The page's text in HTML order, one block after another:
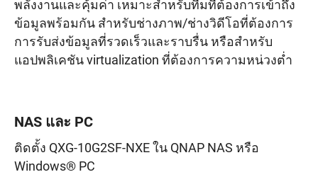
พลังงานและคุ้มค่า เหมาะสำหรับทีมที่ต้องการเข้าถึง
ข้อมูลพร้อมกัน สำหรับช่างภาพ/ช่างวิดีโอที่ต้องการ
การรับส่งข้อมูลที่รวดเร็วและราบรื่น หรือสำหรับ
แอปพลิเคชัน virtualization ที่ต้องการความหน่วงต่ำ
NAS และ PC
ติดตั้ง QXG-10G2SF-NXE ใน QNAP NAS หรือ
Windows® PC